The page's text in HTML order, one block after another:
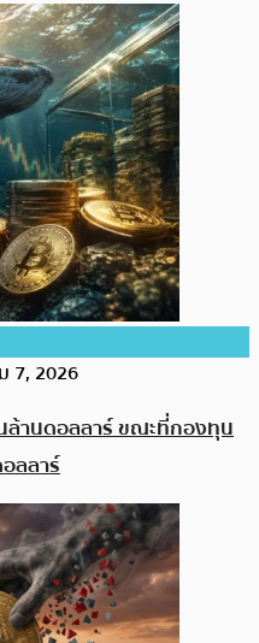
7, 2026
ล้านดอลลาร์ ขณะที่กองทุน
ลลาร์